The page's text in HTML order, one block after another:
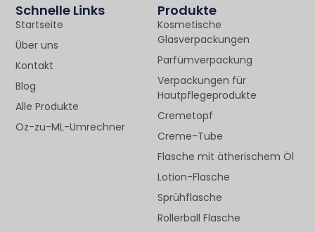
Produkte
Kosmetische
Glasverpackungen
Parfümverpackung
Verpackungen für
Hautpflegeprodukte
Cremetopf
Creme-Tube
Flasche mit ätherischem Öl
Lotion-Flasche
Sprühflasche
Rollerball Flasche
Schnelle Links
Startseite
Über uns
Kontakt
Blog
Alle Produkte
Oz-zu-ML-Umrechner